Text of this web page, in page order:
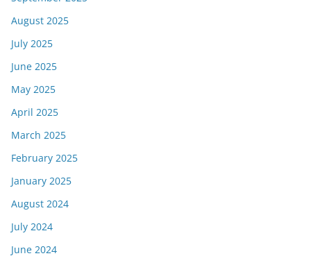
August 2025
July 2025
June 2025
May 2025
April 2025
March 2025
February 2025
January 2025
August 2024
July 2024
June 2024